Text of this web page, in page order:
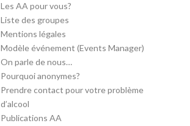
Les AA pour vous?
Liste des groupes
Mentions légales
Modèle événement (Events Manager)
On parle de nous…
Pourquoi anonymes?
Prendre contact pour votre problème
d’alcool
Publications AA